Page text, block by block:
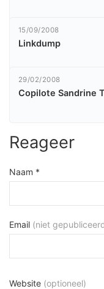
15/09/2008
Linkdump
29/02/2008
Copilote Sandrine
Reageer
Naam *
Email (niet
Website (optioneel)